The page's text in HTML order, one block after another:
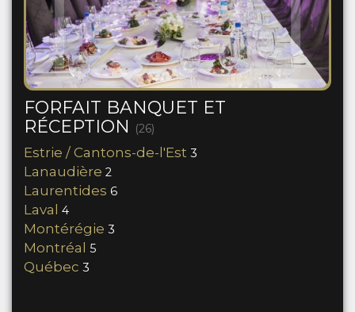
FORFAIT BANQUET ET
RÉCEPTION
(26)
Estrie / Cantons-de-l'Est 3
Lanaudière 2
Laurentides 6
Laval 4
Montérégie 3
Montréal 5
Québec 3